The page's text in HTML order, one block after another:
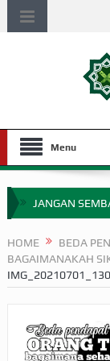
Menu
JANGAN
MIMPI YANG
SEBELUM TIBA
HAKIKAT
HOME
BEDA
BAGAIMANAKAH